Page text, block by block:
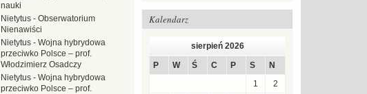
Kalendarz
sierpień 2026
P
W Ś C P S
N
1
2
nauki
Nietytus - Obserwatorium
Nienawiści
Nietytus - Wojna hybrydowa
przeciwko Polsce – prof.
Włodzimierz Osadczy
Nietytus - Wojna hybrydowa
przeciwko Polsce – prof.